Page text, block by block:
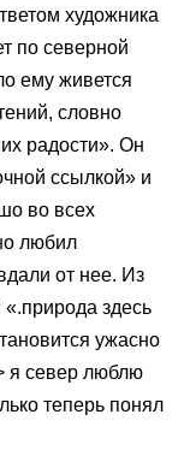
художника
по северной
ему живется
словно
радости». Он
ссылкой» и
во всех
любил
от нее. Из
«.природа здесь
ужасно
я север люблю
теперь понял